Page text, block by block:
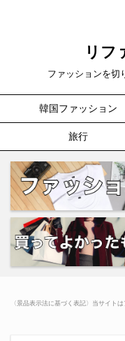
リフ
ファッションを切
韓国ファッション
旅行
〈景品表示法に基づく表記〉当サイト